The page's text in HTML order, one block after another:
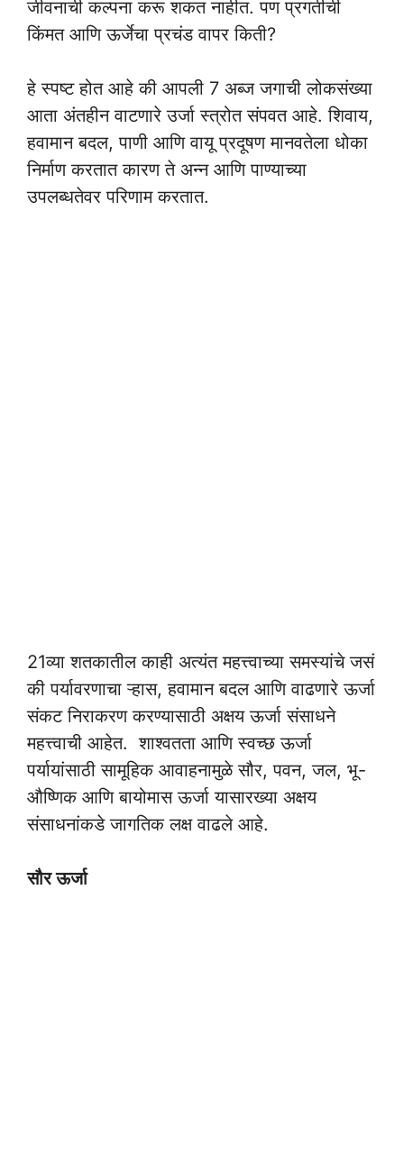
जीवनाची कल्पना करू शकत नाहीत. पण प्रगतीची
किंमत आणि ऊर्जेचा प्रचंड वापर किती?
हे स्पष्ट होत आहे की आपली 7 अब्ज जगाची लोकसंख्या
आता अंतहीन वाटणारे उर्जा स्त्रोत संपवत आहे. शिवाय,
हवामान बदल, पाणी आणि वायू प्रदूषण मानवतेला धोका
निर्माण करतात कारण ते अन्न आणि पाण्याच्या
उपलब्धतेवर परिणाम करतात.
21व्या शतकातील काही अत्यंत महत्त्वाच्या समस्यांचे जसं
की पर्यावरणाचा ऱ्हास, हवामान बदल आणि वाढणारे ऊर्जा
संकट निराकरण करण्यासाठी अक्षय ऊर्जा संसाधने
महत्त्वाची आहेत. शाश्वतता आणि स्वच्छ ऊर्जा
पर्यायांसाठी सामूहिक आवाहनामुळे सौर, पवन, जल, भू-
औष्णिक आणि बायोमास ऊर्जा यासारख्या अक्षय
संसाधनांकडे जागतिक लक्ष वाढले आहे.
सौर ऊर्जा